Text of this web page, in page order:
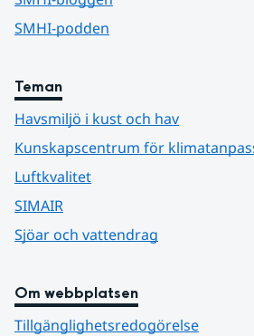
SMHI-podden
Teman
Havsmiljö i kust och hav
Kunskapscentrum för
Luftkvalitet
SIMAIR
Sjöar och vattendrag
Om webbplatsen
Tillgänglighetsredogörelse